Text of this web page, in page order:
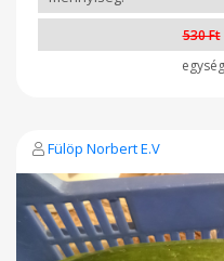
530 Ft
Fülöp Norbert E.V